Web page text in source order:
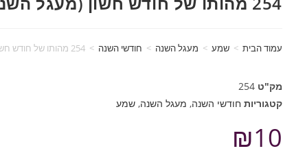
עמוד הבית > שמע > מעגל השנה > חודשי השנה > 254 מהותו של חודש חשון (מעגל השנה)
מק"ט 254
קטגוריות חודשי השנה, מעגל השנה, שמע
₪10